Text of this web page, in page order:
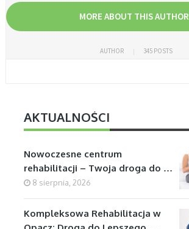
MORE ABOUT THIS AUTHOR
AUTHOR 345 POSTS
AKTUALNOŚCI
Nowoczesne centrum
rehabilitacji – Twoja droga do …
8 sierpnia, 2026
Kompleksowa Rehabilitacja w